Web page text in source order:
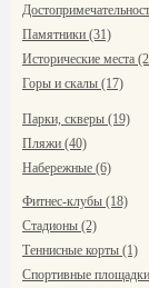
Памятники (31)
Исторические места
Горы и скалы (17)
Парки, скверы (19)
Пляжи (40)
Набережные (6)
Фитнес-клубы (18)
Стадионы (2)
Теннисные корты (1)
Спортивные